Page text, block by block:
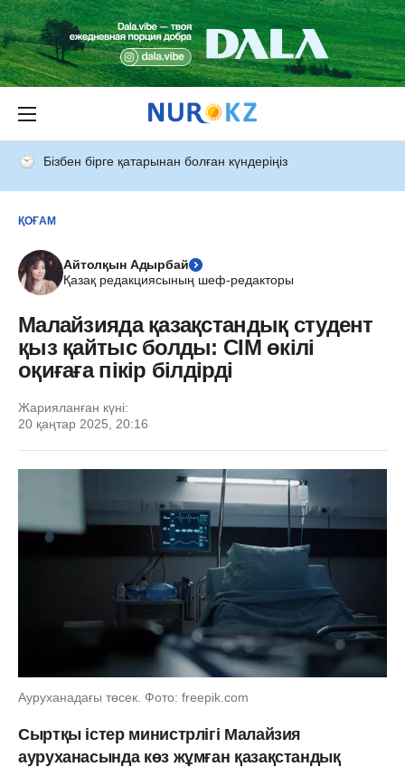
Бізбен бірге қатарынан болған күндеріңіз
ҚОҒАМ
Айтолқын Адырбай
Қазақ редакциясының шеф-редакторы
Малайзияда қазақстандық студент
қыз қайтыс болды: СІМ өкілі
оқиғаға пікір білдірді
Жарияланған күні:
20 қаңтар 2025, 20:16
Ауруханадағы төсек. Фото: freepik.com
Сыртқы істер министрлігі Малайзия
ауруханасында көз жұмған қазақстандық